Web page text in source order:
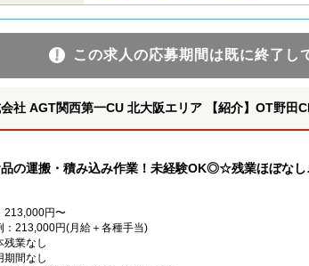
この求人の応募期間は既に終了し
社 AGT関西第一CU 北大阪エリア 【紹介】OT野田
品の運搬・積み込み作業！未経験OK◎☆残業ほぼなし
213,000円〜
：213,000円(月給＋各種手当)
業なし
間なし